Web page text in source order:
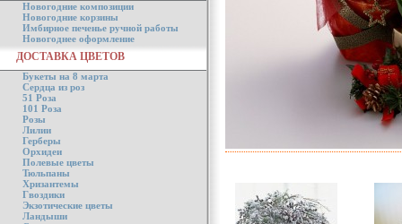
Новогодние композиции
Новогодние корзины
Имбирное печенье ручной работы
Новогоднее оформление
ДОСТАВКА ЦВЕТОВ
Букеты на 8 марта
Сердца из роз
51 Роза
101 Роза
Розы
Лилии
Герберы
Орхидеи
Полевые цветы
Тюльпаны
Хризантемы
Гвоздики
Экзотические цветы
Ландыши